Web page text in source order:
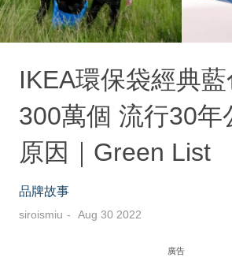
IKEA環保袋經典
300萬個 流行30年
原因｜Green List
品牌故事
siroismiu Aug 30 2022
廣告